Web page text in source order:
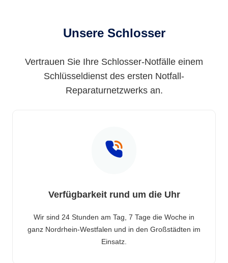
Unsere Schlosser
Vertrauen Sie Ihre Schlosser-Notfälle einem
Schlüsseldienst des ersten Notfall-
Reparaturnetzwerks an.
Verfügbarkeit rund um die Uhr
Wir sind 24 Stunden am Tag, 7 Tage die Woche in
ganz Nordrhein-Westfalen und in den Großstädten im
Einsatz.